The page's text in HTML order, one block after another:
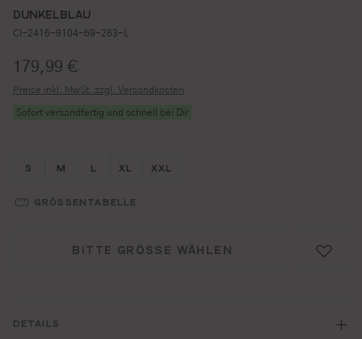
DUNKELBLAU
CI-2416-9104-69-263-L
Regulärer Preis:
179,99 €
Preise inkl. MwSt. zzgl. Versandkosten
Sofort versandfertig und schnell bei Dir
Größe wählen
S Größe wählen
M Größe wählen
L Größe wählen
XL Größe wählen
XXL
GRÖSSENTABELLE
BITTE GRÖSSE WÄHLEN
DETAILS